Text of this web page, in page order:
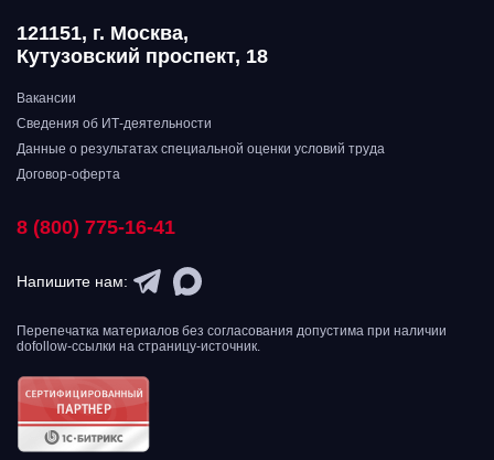
121151, г. Москва,
Кутузовский проспект, 18
Вакансии
Сведения об ИТ-деятельности
Данные о результатах специальной оценки условий труда
Договор-оферта
8 (800) 775-16-41
Напишите нам:
Перепечатка материалов без согласования допустима при наличии
dofollow-ссылки на страницу-источник.